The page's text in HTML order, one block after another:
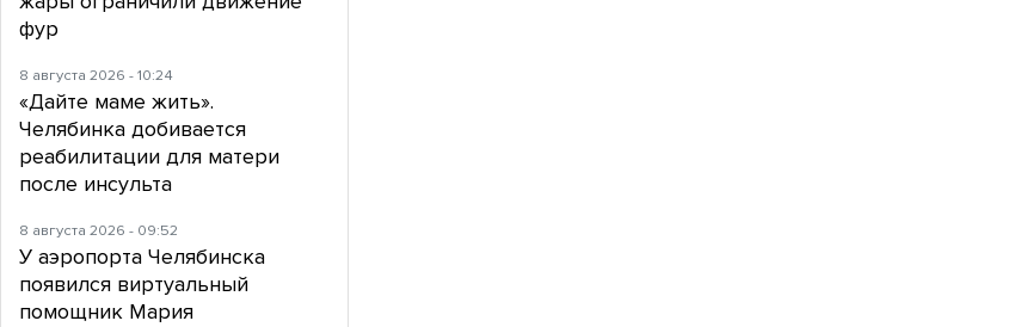
фур
8 августа 2026 - 10:24
«Дайте маме жить».
Челябинка добивается
реабилитации для матери
после инсульта
8 августа 2026 - 09:52
У аэропорта Челябинска
появился виртуальный
помощник Мария